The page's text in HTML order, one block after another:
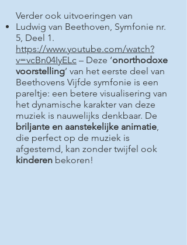
Verder ook uitvoeringen van
Ludwig van Beethoven, Symfonie nr.
5, Deel 1.
https://www.youtube.com/watch?
v=vcBn04IyELc – Deze ‘onorthodoxe
voorstelling’ van het eerste deel van
Beethovens Vijfde symfonie is een
pareltje: een betere visualisering van
het dynamische karakter van deze
muziek is nauwelijks denkbaar. De
briljante en aanstekelijke animatie,
die perfect op de muziek is
afgestemd, kan zonder twijfel ook
kinderen bekoren!